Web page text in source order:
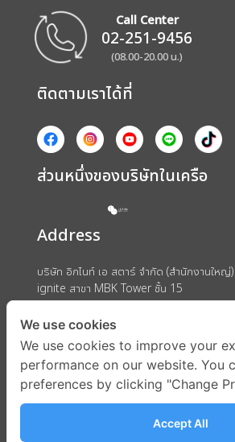
Call Center
02-251-9456
(08.00-20.00 น.)
ติดตามเราได้ที่
ส่วนหนึ่งของบริษัทในเครือ
Address
บริษัท อิกไนท์ เอ สตาร์ จำกัด (สำนักงานใหญ่)
ignite สาขา MBK Tower ชั้น 15
ถนนพญาไท แขวงวังใหม่ เขตปทุมวัน กรุงเ
We use cookies
We use cookies to improve your
performance on our website. You
preferences by clicking "Change
Accept All